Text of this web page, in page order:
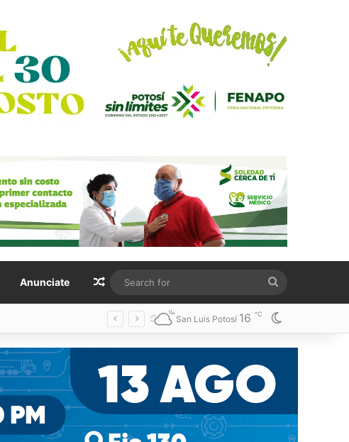
Anunciate Random Article
for
San Luis Potosí 16 ℃